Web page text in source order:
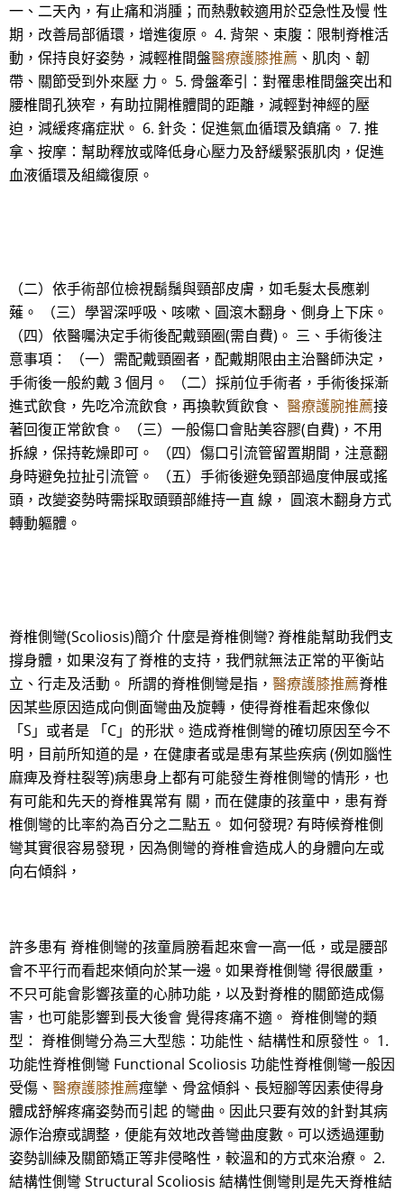
一、二天內，有止痛和消腫；而熱敷較適用於亞急性及慢 性
期，改善局部循環，增進復原。 4. 背架、束腹：限制脊椎活
動，保持良好姿勢，減輕椎間盤醫療護膝推薦 、肌肉、韌
帶、關節受到外來壓 力。 5. 骨盤牽引：對罹患椎間盤突出和
腰椎間孔狹窄，有助拉開椎體間的距離，減輕對神經的壓
迫，減緩疼痛症狀。 6. 針灸：促進氣血循環及鎮痛。 7. 推
拿、按摩：幫助釋放或降低身心壓力及舒緩緊張肌肉，促進
血液循環及組織復原。
（二）依手術部位檢視鬍鬚與頸部皮膚，如毛髮太長應剃
薙。 （三）學習深呼吸、咳嗽、圓滾木翻身、側身上下床。
（四）依醫囑決定手術後配戴頸圈(需自費)。 三、手術後注
意事項： （一）需配戴頸圈者，配戴期限由主治醫師決定，
手術後一般約戴 3 個月。 （二）採前位手術者，手術後採漸
進式飲食，先吃冷流飲食，再換軟質飲食、 醫療護腕推薦接
著回復正常飲食。 （三）一般傷口會貼美容膠(自費)，不用
拆線，保持乾燥即可。 （四）傷口引流管留置期間，注意翻
身時避免拉扯引流管。 （五）手術後避免頸部過度伸展或搖
頭，改變姿勢時需採取頭頸部維持一直 線， 圓滾木翻身方式
轉動軀體。
脊椎側彎(Scoliosis)簡介 什麼是脊椎側彎? 脊椎能幫助我們支
撐身體，如果沒有了脊椎的支持，我們就無法正常的平衡站
立、行走及活動。 所謂的脊椎側彎是指， 醫療護膝推薦脊椎
因某些原因造成向側面彎曲及旋轉，使得脊椎看起來像似
「S」或者是 「C」的形狀。造成脊椎側彎的確切原因至今不
明，目前所知道的是，在健康者或是患有某些疾病 (例如腦性
麻痺及脊柱裂等)病患身上都有可能發生脊椎側彎的情形，也
有可能和先天的脊椎異常有 關，而在健康的孩童中，患有脊
椎側彎的比率約為百分之二點五。 如何發現? 有時候脊椎側
彎其實很容易發現，因為側彎的脊椎會造成人的身體向左或
向右傾斜，
許多患有 脊椎側彎的孩童肩膀看起來會一高一低，或是腰部
會不平行而看起來傾向於某一邊。如果脊椎側彎 得很嚴重，
不只可能會影響孩童的心肺功能，以及對脊椎的關節造成傷
害，也可能影響到長大後會 覺得疼痛不適。 脊椎側彎的類
型： 脊椎側彎分為三大型態：功能性、結構性和原發性。 1.
功能性脊椎側彎 Functional Scoliosis 功能性脊椎側彎一般因
受傷、 醫療護膝推薦痙攣、骨盆傾斜、長短腳等因素使得身
體成舒解疼痛姿勢而引起 的彎曲。因此只要有效的針對其病
源作治療或調整，便能有效地改善彎曲度數。可以透過運動
姿勢訓練及關節矯正等非侵略性，較溫和的方式來治療。 2.
結構性側彎 Structural Scoliosis 結構性側彎則是先天脊椎結